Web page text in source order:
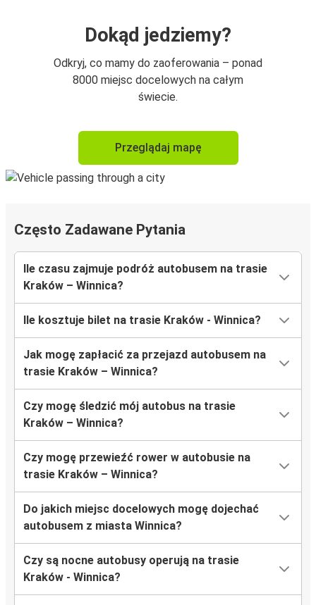
Dokąd jedziemy?
Odkryj, co mamy do zaoferowania – ponad
8000 miejsc docelowych na całym
świecie.
Przeglądaj mapę
Często Zadawane Pytania
Ile czasu zajmuje podróż autobusem na trasie
Kraków – Winnica?
Ile kosztuje bilet na trasie Kraków - Winnica?
Jak mogę zapłacić za przejazd autobusem na
trasie Kraków – Winnica?
Czy mogę śledzić mój autobus na trasie
Kraków – Winnica?
Czy mogę przewieźć rower w autobusie na
trasie Kraków – Winnica?
Do jakich miejsc docelowych mogę dojechać
autobusem z miasta Winnica?
Czy są nocne autobusy operują na trasie
Kraków - Winnica?